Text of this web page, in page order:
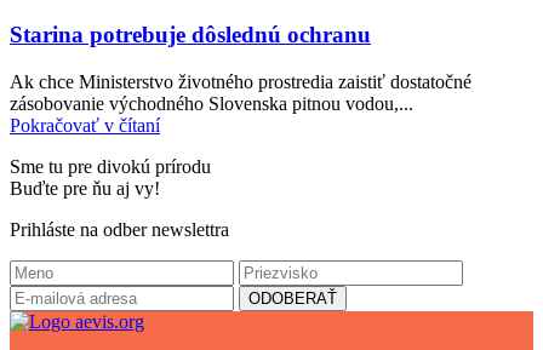
Starina potrebuje dôslednú ochranu
Ak chce Ministerstvo životného prostredia zaistiť dostatočné
zásobovanie východného Slovenska pitnou vodou,...
Pokračovať v čítaní
Sme tu pre divokú prírodu
Buďte pre ňu aj vy!
Prihláste na odber newslettra